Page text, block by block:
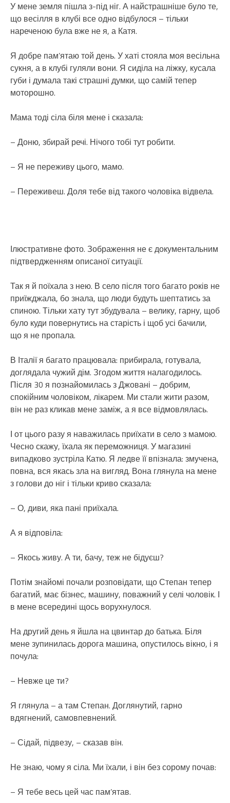
У мене земля пішла з-під ніг. А найстрашніше було те,
що весілля в клубі все одно відбулося – тільки
нареченою була вже не я, а Катя.
Я добре пам’ятаю той день. У хаті стояла моя весільна
сукня, а в клубі гуляли вони. Я сиділа на ліжку, кусала
губи і думала такі страшні думки, що самій тепер
моторошно.
Мама тоді сіла біля мене і сказала:
– Доню, збирай речі. Нічого тобі тут робити.
– Я не переживу цього, мамо.
– Переживеш. Доля тебе від такого чоловіка відвела.
Ілюстративне фото. Зображення не є документальним
підтвердженням описаної ситуації.
Так я й поїхала з нею. В село після того багато років не
приїжджала, бо знала, що люди будуть шептатись за
спиною. Тільки хату тут збудувала – велику, гарну, щоб
було куди повернутись на старість і щоб усі бачили,
що я не пропала.
В Італії я багато працювала: прибирала, готувала,
доглядала чужий дім. Згодом життя налагодилось.
Після 30 я познайомилась з Джовані – добрим,
спокійним чоловіком, лікарем. Ми стали жити разом,
він не раз кликав мене заміж, а я все відмовлялась.
І от цього разу я наважилась приїхати в село з мамою.
Чесно скажу, їхала як переможниця. У магазині
випадково зустріла Катю. Я ледве її впізнала: змучена,
повна, вся якась зла на вигляд. Вона глянула на мене
з голови до ніг і тільки криво сказала:
– О, диви, яка пані приїхала.
А я відповіла:
– Якось живу. А ти, бачу, теж не бідуєш?
Потім знайомі почали розповідати, що Степан тепер
багатий, має бізнес, машину, поважний у селі чоловік. І
в мене всередині щось ворухнулося.
На другий день я йшла на цвинтар до батька. Біля
мене зупинилась дорога машина, опустилось вікно, і я
почула:
– Невже це ти?
Я глянула – а там Степан. Доглянутий, гарно
вдягнений, самовпевнений.
– Сідай, підвезу, – сказав він.
Не знаю, чому я сіла. Ми їхали, і він без сорому почав:
– Я тебе весь цей час пам’ятав.